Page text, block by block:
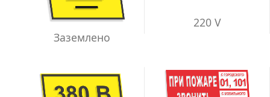
Заземлено
220 V